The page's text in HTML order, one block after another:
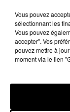
ACTUALITÉS
ACTUALITÉS
Vous pouvez
sélectionnant les
Vous pouvez
accepter". Vos
pouvez mettre à
moment via le lien